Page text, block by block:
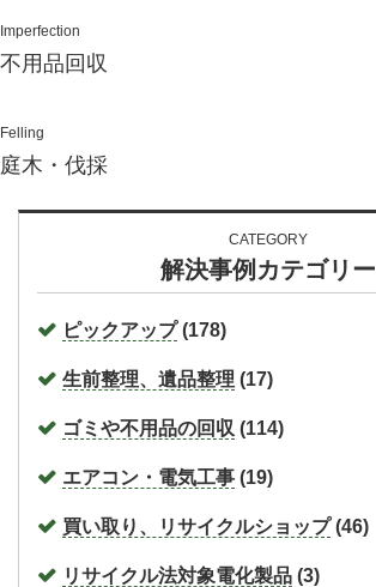
Imperfection
不用品回収
Felling
庭木・伐採
CATEGORY
解決事例カテゴリー
ピックアップ(178)
生前整理、遺品整理 (17)
ゴミや不用品の回収 (114)
エアコン・電気工事 (19)
買い取り、リサイクルショップ(46)
リサイクル法対象電化製品 (3)